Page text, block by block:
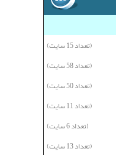
(تعداد 15 سایت)
(تعداد 58 سایت)
(تعداد 50 سایت)
(تعداد 11 سایت)
(تعداد 6 سایت)
(تعداد 13 سایت)